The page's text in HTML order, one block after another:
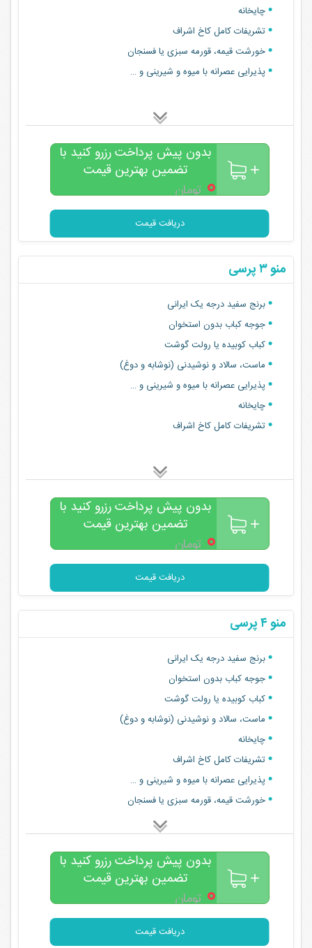
چایخانه
تشریفات کامل کاخ اشراف
خورشت قیمه، قورمه سبزی یا فسنجان
پذیرایی عصرانه با میوه و شیرینی و …
بدون پیش پرداخت رزرو کنید با
تضمین بهترین قیمت
۰تومان
دریافت قیمت
منو ۳ پرسی
برنج سفید درجه یک ایرانی
جوجه کباب بدون استخوان
کباب کوبیده یا رولت گوشت
ماست، سالاد و‌ نوشیدنی (نوشابه و دوغ)
پذیرایی عصرانه با میوه و شیرینی و …
چایخانه
تشریفات کامل کاخ اشراف
بدون پیش پرداخت رزرو کنید با
تضمین بهترین قیمت
۰تومان
دریافت قیمت
منو ۴ پرسی
برنج سفید درجه یک ایرانی
جوجه کباب بدون استخوان
کباب کوبیده یا رولت گوشت
ماست، سالاد و‌ نوشیدنی (نوشابه و دوغ)
چایخانه
تشریفات کامل کاخ اشراف
پذیرایی عصرانه با میوه و شیرینی و …
خورشت قیمه، قورمه سبزی یا فسنجان
بدون پیش پرداخت رزرو کنید با
تضمین بهترین قیمت
۰تومان
دریافت قیمت